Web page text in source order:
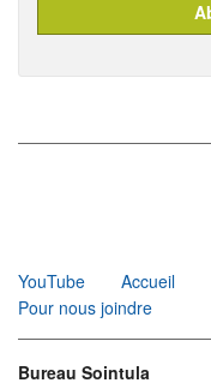
YouTube
Accueil
Pour nous joindre
Bureau Sointula